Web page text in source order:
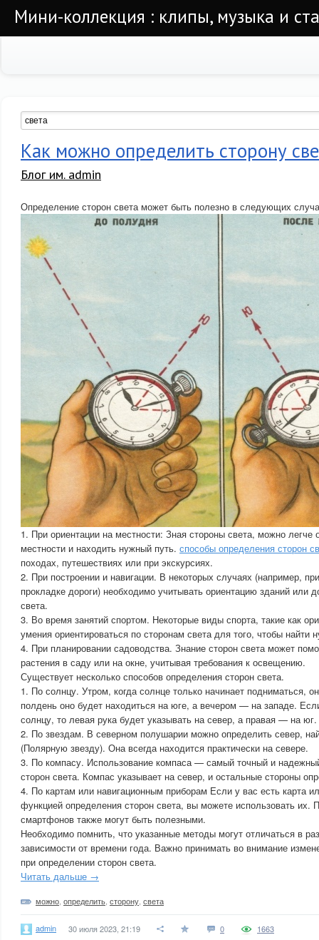
Мини-коллекция : клипы, музыка и
Как можно определить сторону
Блог им. admin
Определение сторон света может быть полезно в следующих
1. При ориентации на местности: Зная стороны света, можно легче
местности и находить нужный путь. способы определения сторон
походах, путешествиях или при экскурсиях.
2. При построении и навигации. В некоторых случаях (например,
прокладке дороги) необходимо учитывать ориентацию зданий или
света.
3. Во время занятий спортом. Некоторые виды спорта, такие как
умения ориентироваться по сторонам света для того, чтобы найти
4. При планировании садоводства. Знание сторон света может
растения в саду или на окне, учитывая требования к освещению.
Существует несколько способов определения сторон света.
1. По солнцу. Утром, когда солнце только начинает подниматься,
полдень оно будет находиться на юге, а вечером — на западе.
солнцу, то левая рука будет указывать на север, а правая — на юг.
2. По звездам. В северном полушарии можно определить север,
(Полярную звезду). Она всегда находится практически на севере.
3. По компасу. Использование компаса — самый точный и
сторон света. Компас указывает на север, и остальные стороны
4. По картам или навигационным приборам Если у вас есть карта
функцией определения сторон света, вы можете использовать их.
смартфонов также могут быть полезными.
Необходимо помнить, что указанные методы могут отличаться в
зависимости от времени года. Важно принимать во внимание
при определении сторон света.
Читать дальше →
можно определить сторону света
admin 30 июля 2023, 21:19 0 1663